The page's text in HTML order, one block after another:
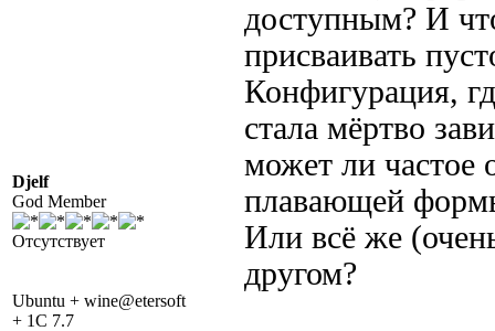
Djelf
God Member
Отсутствует
Ubuntu + wine@etersoft
+ 1C 7.7
доступным? И
присваивать
Конфигурация,
стала мёртво
может ли частое
плавающей
Или всё же
другом?